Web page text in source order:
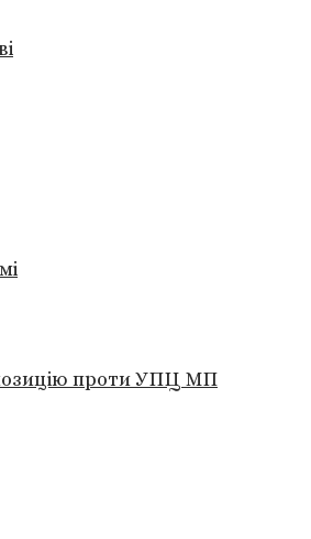
позицію проти УПЦ МП